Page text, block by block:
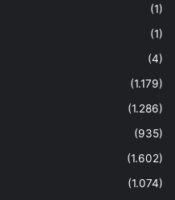
(1)
(1)
(4)
(1.179)
(1.286)
(935)
(1.602)
(1.074)